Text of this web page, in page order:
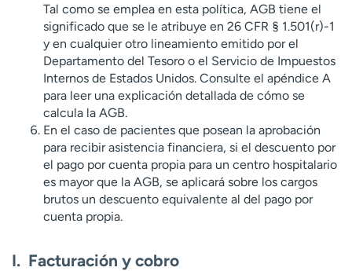
Tal como se emplea en esta política, AGB tiene el
significado que se le atribuye en 26 CFR § 1.501(r)-1
y en cualquier otro lineamiento emitido por el
Departamento del Tesoro o el Servicio de Impuestos
Internos de Estados Unidos. Consulte el apéndice A
para leer una explicación detallada de cómo se
calcula la AGB.
En el caso de pacientes que posean la aprobación
para recibir asistencia financiera, si el descuento por
el pago por cuenta propia para un centro hospitalario
es mayor que la AGB, se aplicará sobre los cargos
brutos un descuento equivalente al del pago por
cuenta propia.
I. Facturación y cobro